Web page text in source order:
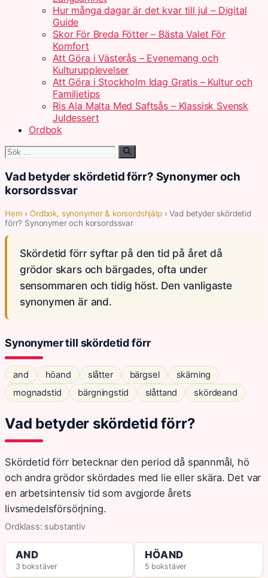
Hur många dagar är det kvar till jul – Digital
Guide
Skor För Breda Fötter – Bästa Valet För
Komfort
Att Göra i Västerås – Evenemang och
Kulturupplevelser
Att Göra i Stockholm Idag Gratis – Kultur och
Familjetips
Ris Ala Malta Med Saftsås – Klassisk Svensk
Juldessert
Ordbok
Sök
Vad betyder skördetid förr? Synonymer och
korsordssvar
Hem ›Ordbok, synonymer & korsordshjälp› Vad betyder skördetid
förr? Synonymer och korsordssvar
Skördetid förr syftar på den tid på året då
grödor skars och bärgades, ofta under
sensommaren och tidig höst. Den vanligaste
synonymen är and.
Synonymer till skördetid förr
and höand slåtter bärgsel
skärning
mognadstid
bärgningstid slåttand skördeand
Vad betyder skördetid förr?
Skördetid förr betecknar den period då spannmål, hö
och andra grödor skördades med lie eller skära. Det var
en arbetsintensiv tid som avgjorde årets
livsmedelsförsörjning.
Ordklass: substantiv
AND
3 bokstäver
HÖAND
5 bokstäver